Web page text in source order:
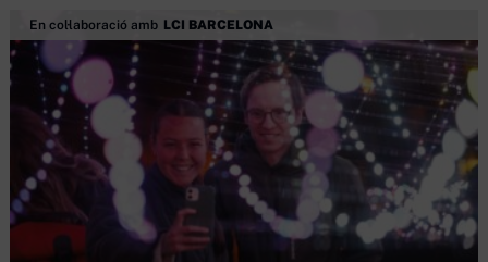
En col·laboració amb LCI BARCELONA